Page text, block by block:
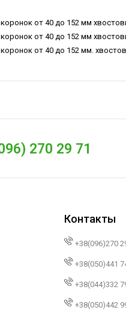
от 40 до 152 мм
от 40 до 152 мм
от 40 до 152 мм.
270 29 71
Контакты
+38(096)270
+38(050)441
+38(044)332
+38(050)442